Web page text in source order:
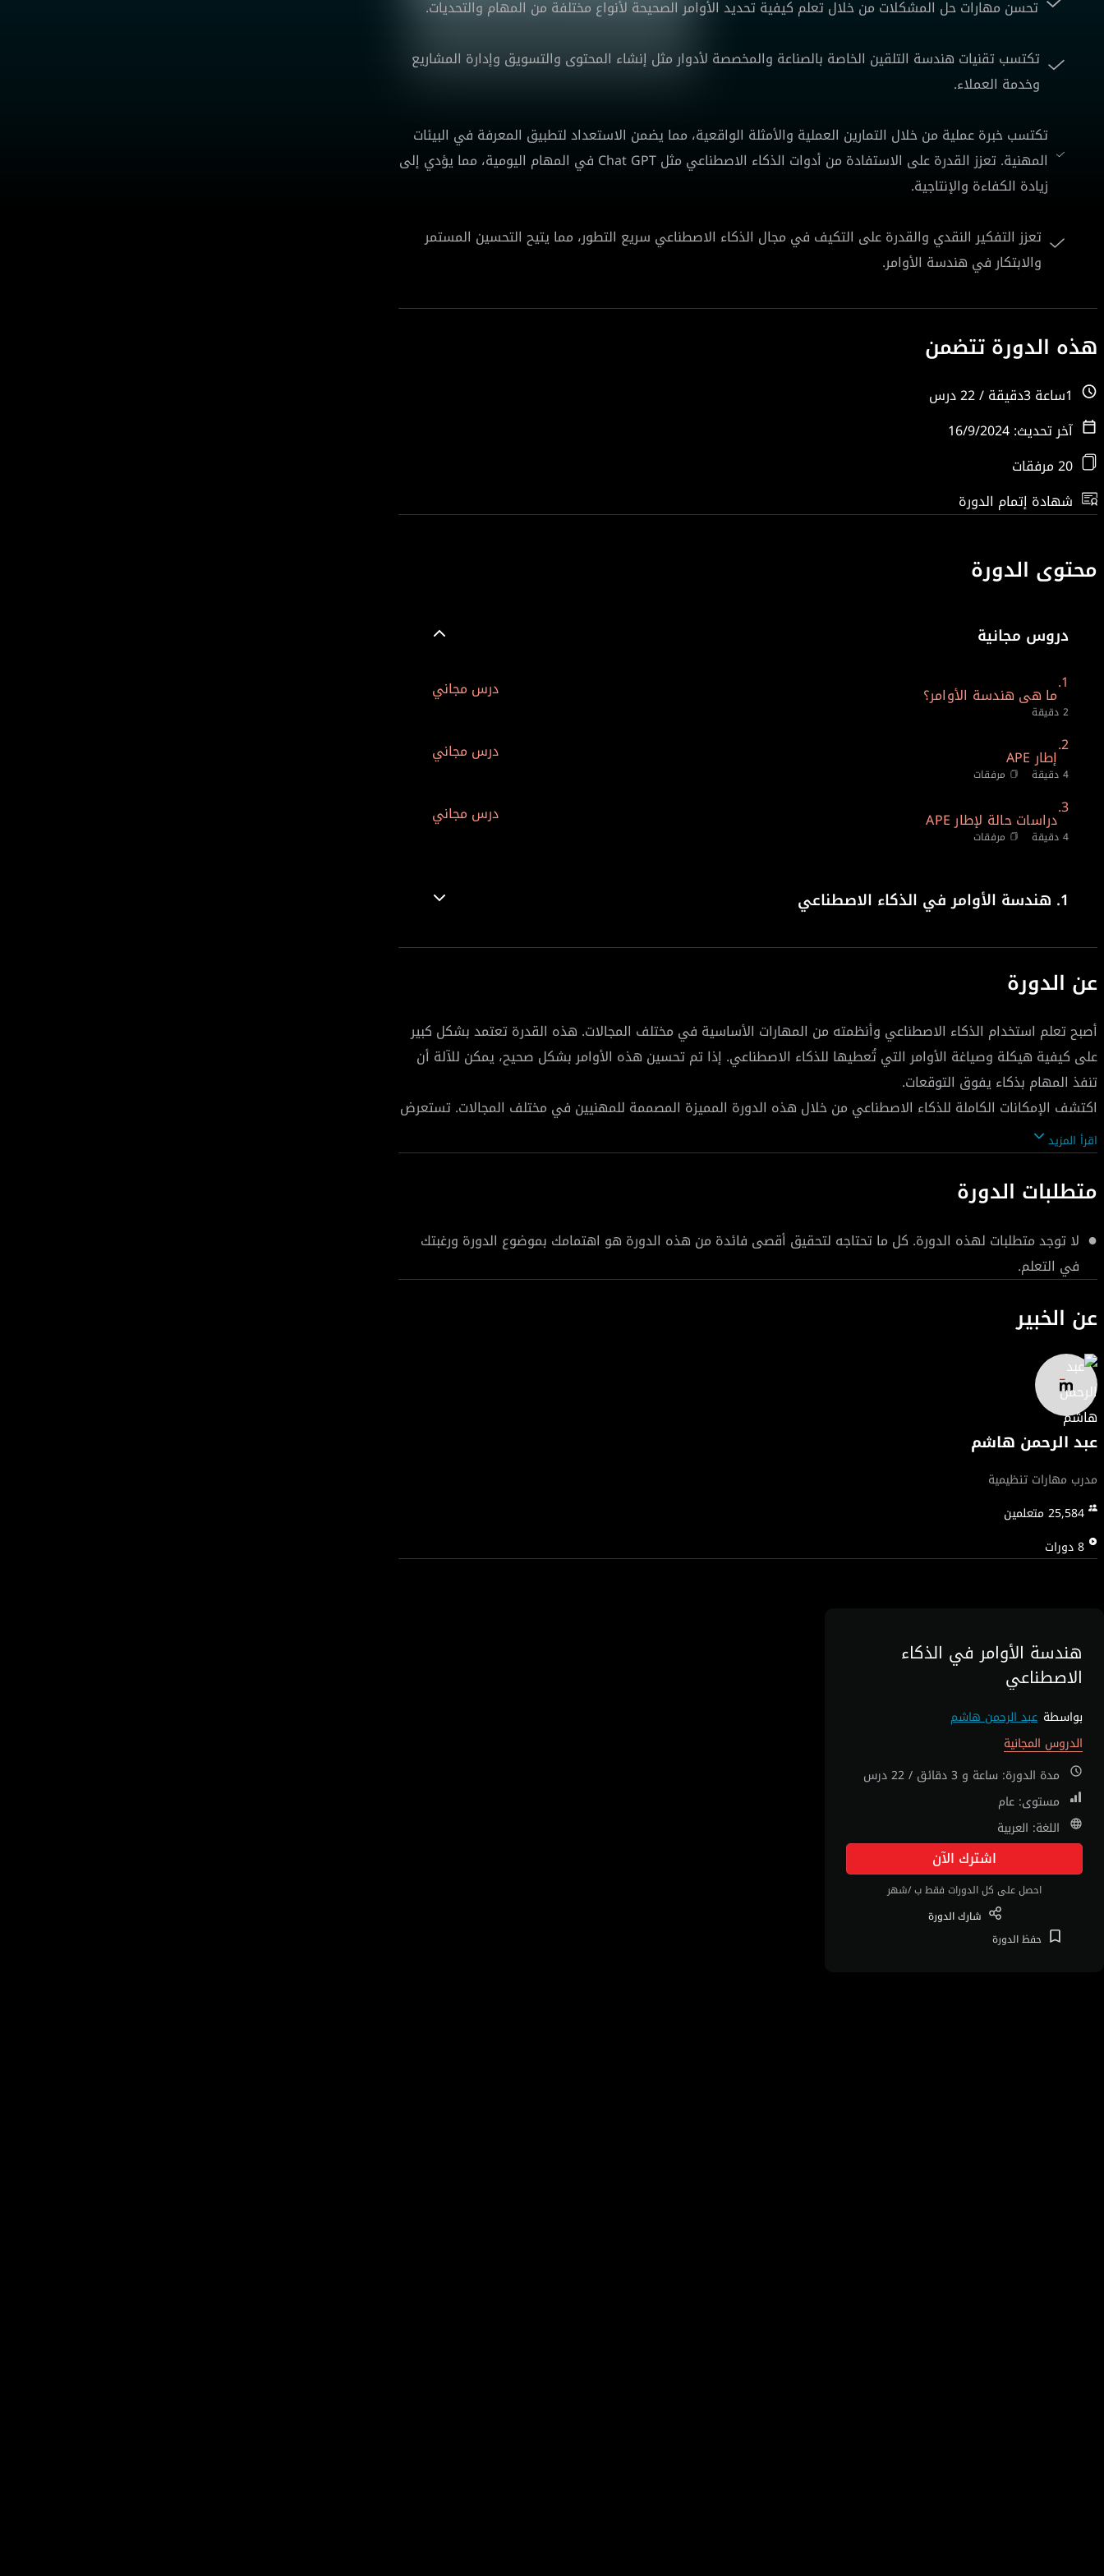
تحسن مهارات حل المشكلات من خلال تعلم كيفية تحديد الأوامر الصحيحة لأنواع مختلفة من المهام والتحديات.
تكتسب تقنيات هندسة التلقين الخاصة بالصناعة والمخصصة لأدوار مثل إنشاء المحتوى والتسويق وإدارة المشاريع
وخدمة العملاء.
تكتسب خبرة عملية من خلال التمارين العملية والأمثلة الواقعية، مما يضمن الاستعداد لتطبيق المعرفة في البيئات
المهنية. تعزز القدرة على الاستفادة من أدوات الذكاء الاصطناعي مثل Chat GPT في المهام اليومية، مما يؤدي إلى
زيادة الكفاءة والإنتاجية.
تعزز التفكير النقدي والقدرة على التكيف في مجال الذكاء الاصطناعي سريع التطور، مما يتيح التحسين المستمر
والابتكار في هندسة الأوامر.
هذه الدورة تتضمن
آخر تحديث: 16/9/2024
شهادة إتمام الدورة
محتوى الدورة
دروس مجانية
1.
ما هى هندسة الأوامر؟ درس مجاني
2 دقيقة
2.
إطار APE درس مجاني
4 دقيقة مرفقات
3.
دراسات حالة لإطار APE درس مجاني
4 دقيقة مرفقات
1. هندسة الأوامر في الذكاء الاصطناعي
عن الدورة
أصبح تعلم استخدام الذكاء الاصطناعي وأنظمته من المهارات الأساسية في مختلف المجالات. هذه القدرة تعتمد بشكل كبير
على كيفية هيكلة وصياغة الأوامر التي تُعطيها للذكاء الاصطناعي. إذا تم تحسين هذه الأوامر بشكل صحيح، يمكن للآلة أن
اكتشف الإمكانات الكاملة للذكاء الاصطناعي من خلال هذه الدورة المميزة المصممة للمهنيين في مختلف المجالات. تستعرض
فعالة في تحسين أداء الأنظمة الذكية. من خلال دراسات حالة واقعية وتطبيقات عملية، ستكتسب فهمًا عميقًا لكيفية تطبيق
إلى النتائج المرغوبة!
اقرأ المزيد
متطلبات الدورة
لا توجد متطلبات لهذه الدورة. كل ما تحتاجه لتحقيق أقصى فائدة من هذه الدورة هو اهتمامك بموضوع الدورة ورغبتك
في التعلم.
عن الخبير
عبد الرحمن هاشم
مدرب مهارات تنظيمية
25,584متعلمين
8دورات
هندسة الأوامر في الذكاء
الاصطناعي
بواسطة عبد الرحمن هاشم
الدروس المجانية
مدة الدورة: ساعة و 3 دقائق / 22 درس
مستوى: عام
اللغة: العربية
اشترك الآن
احصل على كل الدورات فقط ب /شهر
شاركالدورة
حفظالدورة